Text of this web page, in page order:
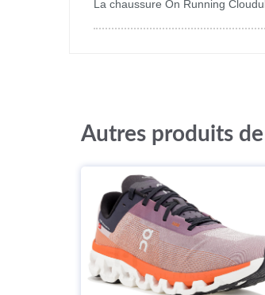
La chaussure On Running
Autres produits